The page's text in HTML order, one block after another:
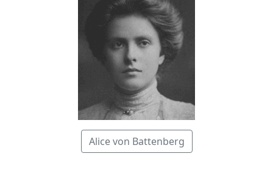
Alice von Battenberg